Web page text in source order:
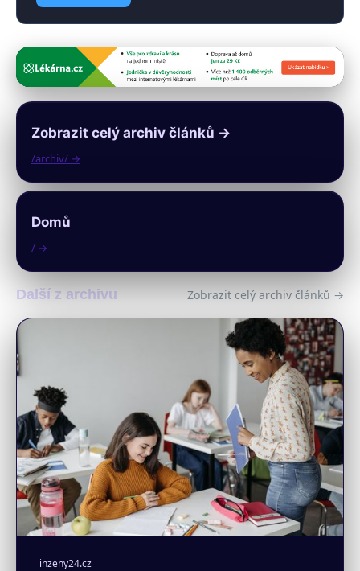
Zobrazit celý archiv článků →
/archiv/ →
Domů
/ →
Další z archivu Zobrazit celý archiv článků →
inzeny24.cz